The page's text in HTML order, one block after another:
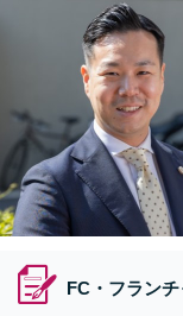
FC・フラン